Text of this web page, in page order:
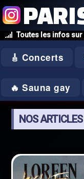
Toutes les infos
🎸 Concerts
🔥 Sauna gay
NOS